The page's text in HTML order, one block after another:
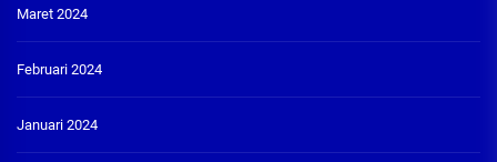
Maret 2024
Februari 2024
Januari 2024